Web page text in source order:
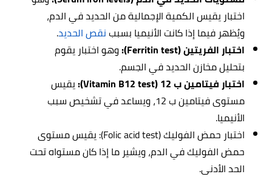
اختبار يقيس الكمية الإجمالية من الحديد في الدم،
ويُظهر فيما إذا كانت الأنيميا بسببنقص الحديد.
اختبار الفريتين (Ferritin test):
وهو اختبار يقوم
بتحليل مخازن الحديد في الجسم.
اختبار فيتامين ب 12 (Vitamin B12 test):
يقيس
مستوى فيتامين ب 12، ويساعد في تشخيص سبب
الأنيميا.
اختبار حمض الفوليك (Folic acid test): يقيس مستوى
حمض الفوليك في الدم، ويشير ما إذا كان مستواه تحت
الحد الأدنى.